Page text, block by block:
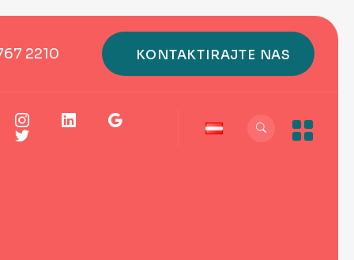
2210